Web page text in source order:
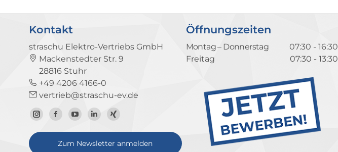
Kontakt
straschu Elektro-Vertriebs GmbH
Mackenstedter Str. 9
28816 Stuhr
+49 4206 4166-0
vertrieb@straschu-ev.de
Zum
Instagram-
Zur
Facebook-
Seite
Zum
YouTube-
Kanal
Zum
LinkedIn-
Profil
Zum
Xing-
Profil
Zum Newsletter anmelden
Öffnungszeiten
Montag – Donnerstag
07:30 - 16:30
Freitag
07:30 - 13:30